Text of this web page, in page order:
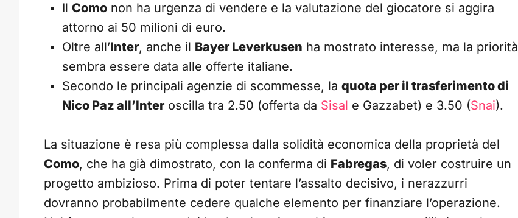
Il Como non ha urgenza di vendere e la valutazione del giocatore si aggira
attorno ai 50 milioni di euro.
Oltre all’Inter, anche il Bayer Leverkusen ha mostrato interesse, ma la priorità
sembra essere data alle offerte italiane.
Secondo le principali agenzie di scommesse, la quota per il trasferimento di
Nico Paz all’Inter oscilla tra 2.50 (offerta da Sisal e Gazzabet) e 3.50 (Snai).
La situazione è resa più complessa dalla solidità economica della proprietà del
Como, che ha già dimostrato, con la conferma di Fabregas, di voler costruire un
progetto ambizioso. Prima di poter tentare l’assalto decisivo, i nerazzurri
dovranno probabilmente cedere qualche elemento per finanziare l’operazione.